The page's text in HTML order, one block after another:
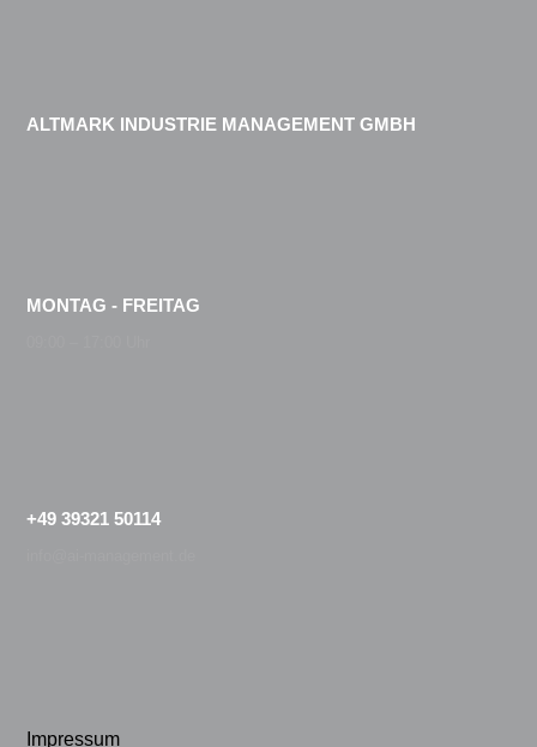
ALTMARK INDUSTRIE MANAGEMENT GMBH
MONTAG - FREITAG
+49 39321 50114
Impressum